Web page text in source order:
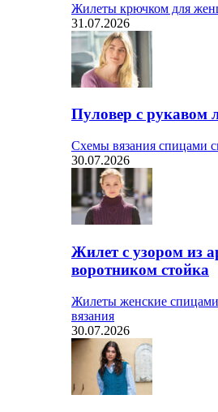
Жилеты крючком для
31.07.2026
Пуловер с рукавом
Схемы вязания спицами
30.07.2026
Жилет с узором из
воротником стойка
Жилеты женские
вязания
30.07.2026